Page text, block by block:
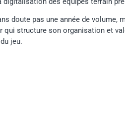
doute pas une année de volume,
qui structure son organisation et
jeu.